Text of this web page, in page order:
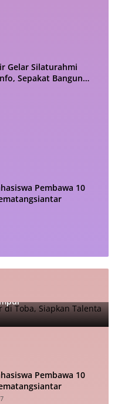
Gelar Silaturahmi
Sepakat Bangun
Pembawa 10
Toba, Siapkan
Pembawa 10